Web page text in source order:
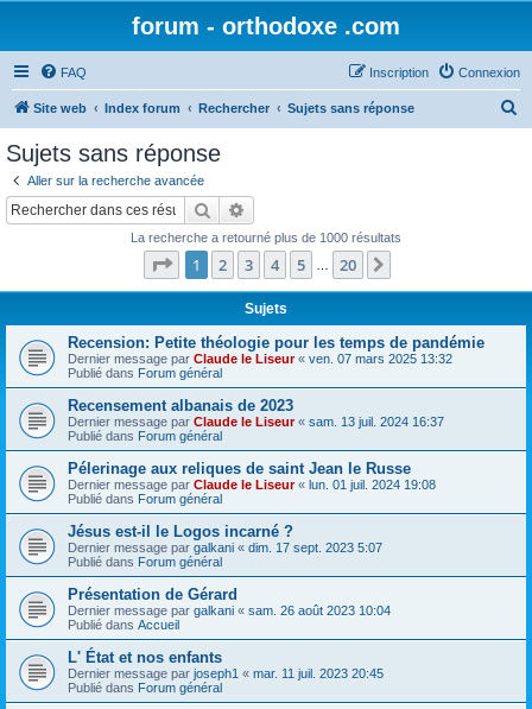
forum - orthodoxe .com
FAQ Connexion
Inscription
Site web Index forum Rechercher Sujets sans réponse
Sujets sans réponse
Aller sur la recherche avancée
Rechercher
La recherche a retourné plus de 1000 résultats
Page 1sur20
1 2 3 4 5 20
Sujets
Recension: Petite théologie pour les temps de pandémie
Dernier message par Claude le Liseur« ven. 07 mars 2025 13:32
Publié dans Forum général
Recensement albanais de 2023
Dernier message par Claude le Liseur« sam. 13 juil. 2024 16:37
Publié dans Forum général
Pélerinage aux reliques de saint Jean le Russe
Dernier message par Claude le Liseur« lun. 01 juil. 2024 19:08
Publié dans Forum général
Jésus est-il le Logos incarné ?
Dernier message par galkani « dim. 17 sept. 2023 5:07
Publié dans Forum général
Présentation de Gérard
Dernier message par galkani « sam. 26 août 2023 10:04
Publié dans Accueil
L' État et nos enfants
Dernier message par joseph1 « mar. 11 juil. 2023 20:45
Publié dans Forum général